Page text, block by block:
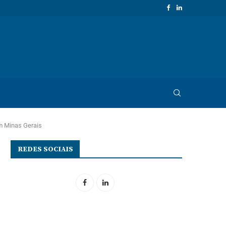
Minas Gerais
REDES SOCIAIS